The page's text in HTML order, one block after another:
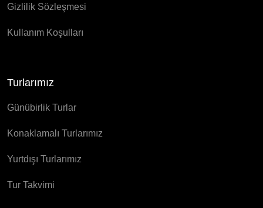
Gizlilik Sözleşmesi
Kullanım Koşulları
Turlarımız
Günübirlik Turlar
Konaklamalı Turlarımız
Yurtdışı Turlarımız
Tur Takvimi